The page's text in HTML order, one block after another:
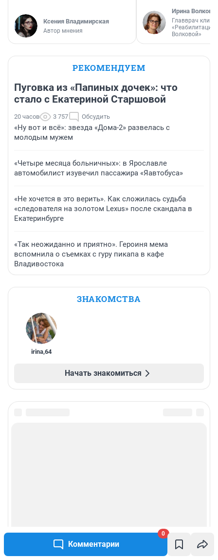
Комментарии
0
Ксения Владимирская
Автор мнения
Ирина Волкова
Главврач
«Реабилитация
Волковой»
РЕКОМЕНДУЕМ
Пуговка из «Папиных дочек»: что
стало с Екатериной Старшовой
20 часов 3 757 Обсудить
«Ну вот и всё»: звезда «Дома-2» развелась с
молодым мужем
«Четыре месяца больничных»: в Ярославле
автомобилист изувечил пассажира «Яавтобуса»
«Не хочется в это верить». Как сложилась судьба
«следователя на золотом Lexus» после скандала в
Екатеринбурге
«Так неожиданно и приятно». Героиня мема
вспомнила о съемках с гуру пикапа в кафе
Владивостока
ЗНАКОМСТВА
irina,64
Начать знакомиться